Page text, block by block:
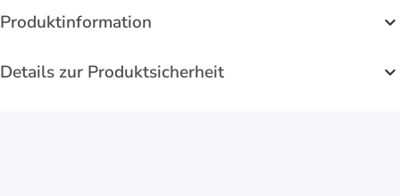
Produktinformation
Details zur Produktsicherheit